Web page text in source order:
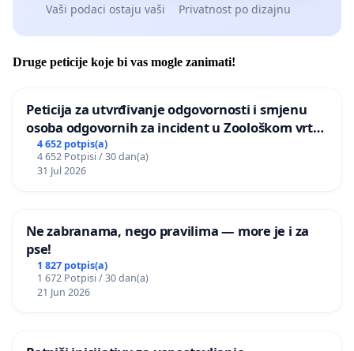
Vaši podaci ostaju vaši Privatnost po dizajnu
Druge peticije koje bi vas mogle zanimati!
Peticija za utvrđivanje odgovornosti i smjenu
osoba odgovornih za incident u Zoološkom vrtu
Grada Zagreba
4 652 potpis(a)
4 652 Potpisi / 30 dan(a)
31 Jul 2026
Ne zabranama, nego pravilima — more je i za
pse!
1 827 potpis(a)
1 672 Potpisi / 30 dan(a)
21 Jun 2026